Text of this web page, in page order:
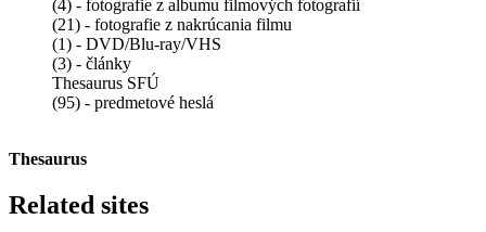
(4) - fotografie z albumu filmových fotografií
(21) - fotografie z nakrúcania filmu
(1) - DVD/Blu-ray/VHS
(3) - články
Thesaurus SFÚ
(95) - predmetové heslá
Thesaurus
Related sites